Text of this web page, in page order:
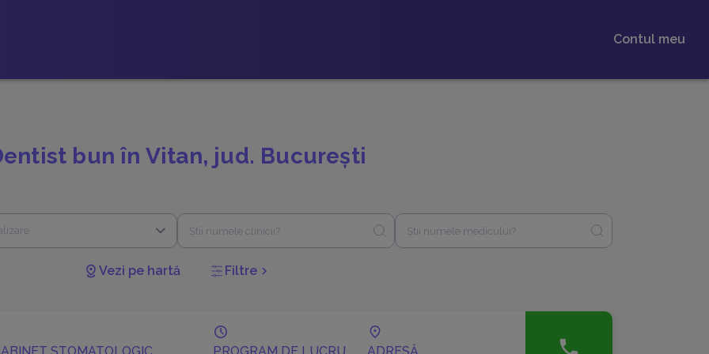
Contul meu
bun în Vitan, jud. București
Vezi pe hartă Filtre chevron_right